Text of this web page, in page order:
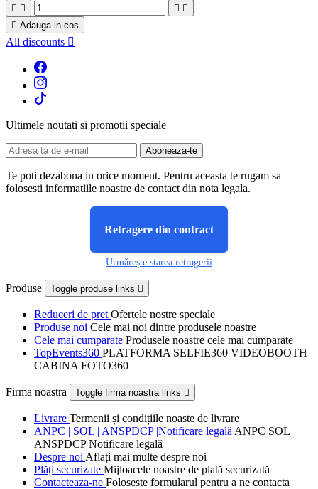
   
 Adauga in cos
All discounts 
Ultimele noutati si promotii speciale
Te poti dezabona in orice moment. Pentru aceasta te rugam sa
folosesti informatiile noastre de contact din nota legala.
Retragere din contract
Urmărește starea retragerii
Produse Toggle produse links 
Reduceri de pret Ofertele nostre speciale
Produse noi Cele mai noi dintre produsele noastre
Cele mai cumparate Produsele noastre cele mai cumparate
TopEvents360 PLATFORMA SELFIE360 VIDEOBOOTH
CABINA FOTO360
Firma noastra Toggle firma noastra links 
Livrare Termenii și condițiile noaste de livrare
ANPC | SOL | ANSPDCP |Notificare legală ANPC SOL
ANSPDCP Notificare legală
Despre noi Aflați mai multe despre noi
Plăți securizate Mijloacele noastre de plată securizată
Contacteaza-ne Foloseste formularul pentru a ne contacta